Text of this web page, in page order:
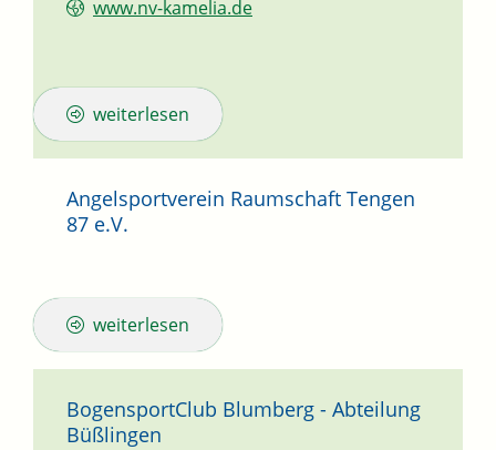
www.nv-kamelia.de
weiterlesen
Angelsportverein Raumschaft Tengen
87 e.V.
weiterlesen
BogensportClub Blumberg - Abteilung
Büßlingen